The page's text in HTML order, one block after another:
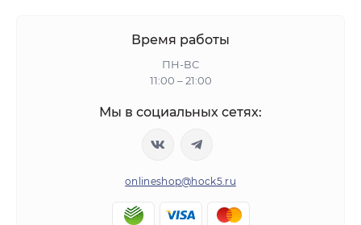
Время работы
ПН-ВС
11:00 – 21:00
Мы в социальных сетях:
onlineshop@hock5.ru